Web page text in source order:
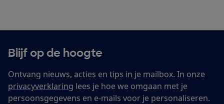
Blijf op de hoogte
Ontvang nieuws, acties en tips in je mailbox. In onze
privacyverklaring lees je hoe we omgaan met je
persoonsgegevens en e-mails voor je personaliseren.